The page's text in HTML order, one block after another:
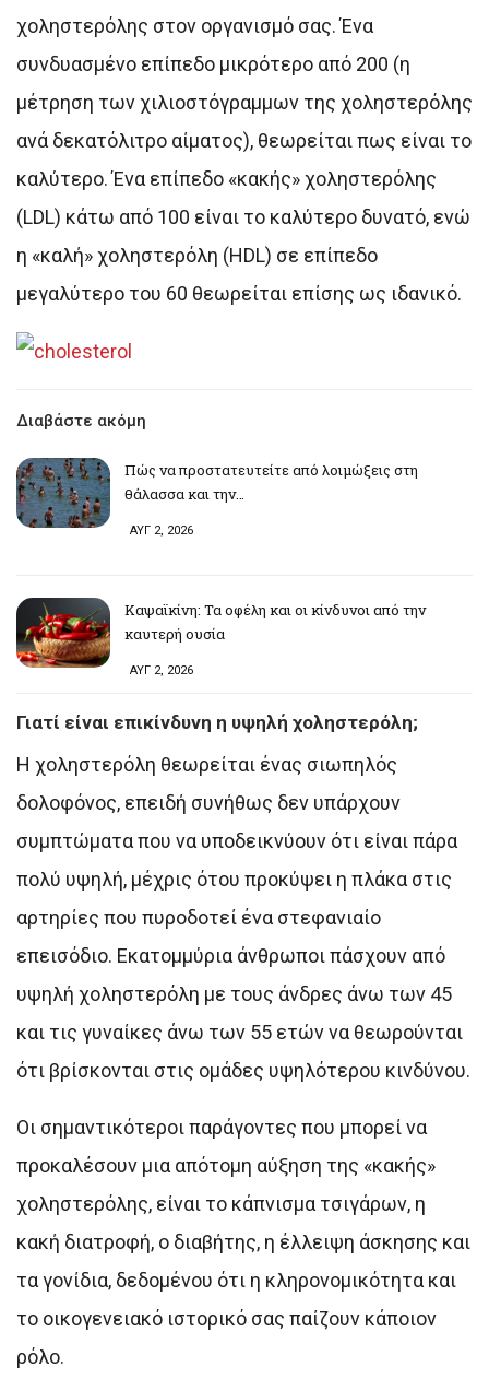
χοληστερόλης στον οργανισμό σας. Ένα
συνδυασμένο επίπεδο μικρότερο από 200 (η
μέτρηση των χιλιοστόγραμμων της χοληστερόλης
ανά δεκατόλιτρο αίματος), θεωρείται πως είναι το
καλύτερο. Ένα επίπεδο «κακής» χοληστερόλης
(LDL) κάτω από 100 είναι το καλύτερο δυνατό, ενώ
η «καλή» χοληστερόλη (HDL) σε επίπεδο
μεγαλύτερο του 60 θεωρείται επίσης ως ιδανικό.
Διαβάστε ακόμη
Πώς να προστατευτείτε από λοιμώξεις στη
θάλασσα και την…
ΑΥΓ 2, 2026
Καψαϊκίνη: Τα οφέλη και οι κίνδυνοι από την
καυτερή ουσία
ΑΥΓ 2, 2026
Γιατί είναι επικίνδυνη η υψηλή χοληστερόλη;
Η χοληστερόλη θεωρείται ένας σιωπηλός
δολοφόνος, επειδή συνήθως δεν υπάρχουν
συμπτώματα που να υποδεικνύουν ότι είναι πάρα
πολύ υψηλή, μέχρις ότου προκύψει η πλάκα στις
αρτηρίες που πυροδοτεί ένα στεφανιαίο
επεισόδιο. Εκατομμύρια άνθρωποι πάσχουν από
υψηλή χοληστερόλη με τους άνδρες άνω των 45
και τις γυναίκες άνω των 55 ετών να θεωρούνται
ότι βρίσκονται στις ομάδες υψηλότερου κινδύνου.
Οι σημαντικότεροι παράγοντες που μπορεί να
προκαλέσουν μια απότομη αύξηση της «κακής»
χοληστερόλης, είναι το κάπνισμα τσιγάρων, η
κακή διατροφή, ο διαβήτης, η έλλειψη άσκησης και
τα γονίδια, δεδομένου ότι η κληρονομικότητα και
το οικογενειακό ιστορικό σας παίζουν κάποιον
ρόλο.